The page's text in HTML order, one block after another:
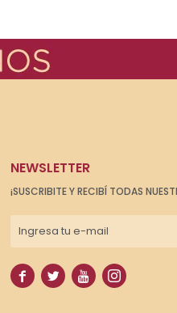
NEWSLETTER
¡SUSCRIBITE Y RECIBÍ TODAS
   